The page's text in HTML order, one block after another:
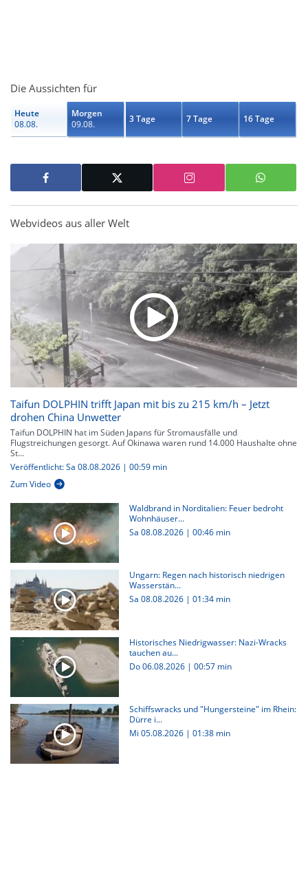
Die Aussichten für
Heute
08.08.
Morgen
09.08.
3 Tage 7 Tage 16 Tage
Webvideos aus aller Welt
Taifun DOLPHIN trifft Japan mit bis zu 215 km/h – Jetzt
drohen China Unwetter
Taifun DOLPHIN hat im Süden Japans für Stromausfälle und
Flugstreichungen gesorgt. Auf Okinawa waren rund 14.000 Haushalte ohne
St...
Veröffentlicht: Sa 08.08.2026 | 00:59 min
Zum Video
Waldbrand in Norditalien: Feuer bedroht
Wohnhäuser...
Sa 08.08.2026 | 00:46 min
Ungarn: Regen nach historisch niedrigen
Wasserstän...
Sa 08.08.2026 | 01:34 min
Historisches Niedrigwasser: Nazi-Wracks
tauchen au...
Do 06.08.2026 | 00:57 min
Schiffswracks und "Hungersteine" im Rhein:
Dürre i...
Mi 05.08.2026 | 01:38 min